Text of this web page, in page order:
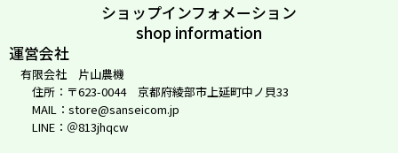
ショップインフォメーション
shop information
運営会社
有限会社 片山農機
住所：〒623-0044 京都府綾部市上延町中ノ貝33
MAIL：store@sanseicom.jp
LINE：＠813jhqcw